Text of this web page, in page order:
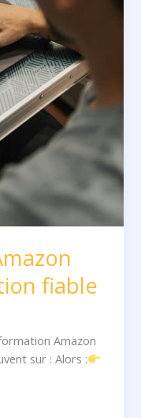
fiable
Amazon
sur : Alors :